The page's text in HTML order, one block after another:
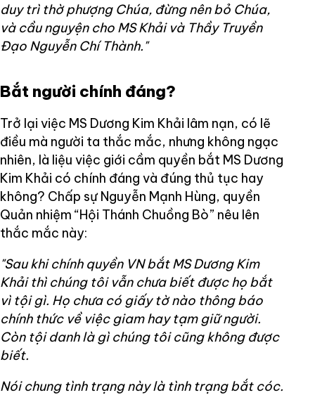
duy trì thờ phượng Chúa, đừng nên bỏ Chúa,
và cầu nguyện cho MS Khải và Thầy Truyền
Đạo Nguyễn Chí Thành."
Bắt người chính đáng?
Trở lại việc MS Dương Kim Khải lâm nạn, có lẽ
điều mà người ta thắc mắc, nhưng không ngạc
nhiên, là liệu việc giới cầm quyền bắt MS Dương
Kim Khải có chính đáng và đúng thủ tục hay
không? Chấp sự Nguyễn Mạnh Hùng, quyền
Quản nhiệm “Hội Thánh Chuồng Bò” nêu lên
thắc mắc này:
"Sau khi chính quyền VN bắt MS Dương Kim
Khải thì chúng tôi vẫn chưa biết được họ bắt
vì tội gì. Họ chưa có giấy tờ nào thông báo
chính thức về việc giam hay tạm giữ người.
Còn tội danh là gì chúng tôi cũng không được
biết.
Nói chung tình trạng này là tình trạng bắt cóc.